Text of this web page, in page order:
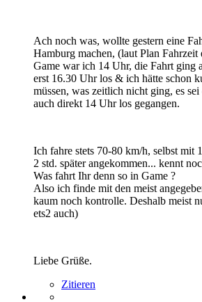
Ach noch was, wollte gestern eine
Hamburg machen, (laut Plan Fahrzeit
Game war ich 14 Uhr, die Fahrt ging
erst 16.30 Uhr los & ich hätte schon
müssen, was zeitlich nicht ging, es
auch direkt 14 Uhr los gegangen.
Ich fahre stets 70-80 km/h, selbst mit
2 std. später angekommen... kennt
Was fahrt Ihr denn so in Game ?
Also ich finde mit den meist
kaum noch kontrolle. Deshalb meist
ets2 auch)
Liebe Grüße.
Zitieren